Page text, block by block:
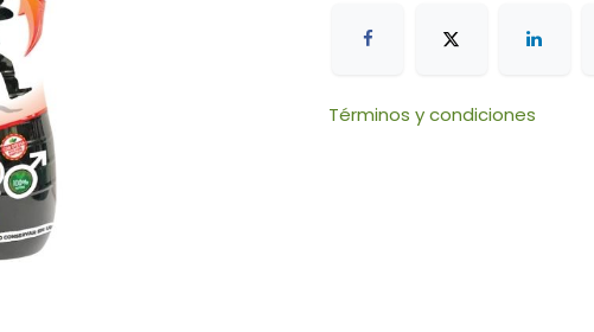
Términos y condiciones